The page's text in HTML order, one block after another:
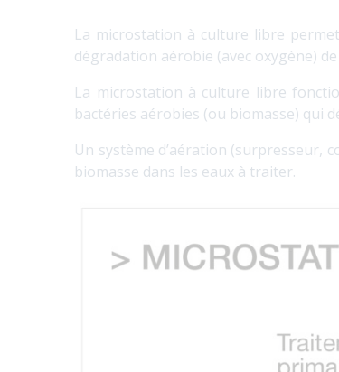
La microstation à culture libre
dégradation aérobie (avec oxygène)
La microstation à culture libre
bactéries aérobies (ou biomasse) qui
Un système d’aération (surpresseur,
biomasse dans les eaux à traiter.